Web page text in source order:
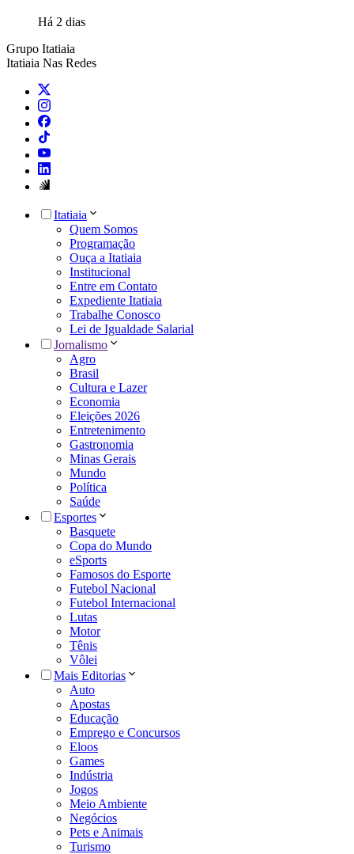
Há 2 dias
Grupo Itatiaia
Itatiaia Nas Redes
Itatiaia
Quem Somos
Programação
Ouça a Itatiaia
Institucional
Entre em Contato
Expediente Itatiaia
Trabalhe Conosco
Lei de Igualdade Salarial
Jornalismo
Agro
Brasil
Cultura e Lazer
Economia
Eleições 2026
Entretenimento
Gastronomia
Minas Gerais
Mundo
Política
Saúde
Esportes
Basquete
Copa do Mundo
eSports
Famosos do Esporte
Futebol Nacional
Futebol Internacional
Lutas
Motor
Tênis
Vôlei
Mais Editorias
Auto
Apostas
Educação
Emprego e Concursos
Eloos
Games
Indústria
Jogos
Meio Ambiente
Negócios
Pets e Animais
Turismo